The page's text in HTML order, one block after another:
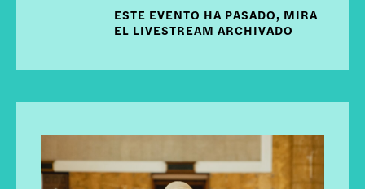
ESTE EVENTO HA PASADO, MIRA
EL LIVESTREAM ARCHIVADO